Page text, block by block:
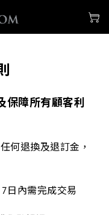
保障所有顧客利
何退換及退訂金，
日內需完成交易